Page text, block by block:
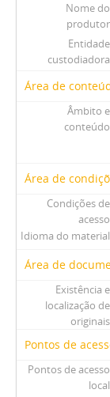
Nome do
produtor
Entidade
custodiadora
Área de
Âmbito e
conteúdo
Área de
Condições de
acesso
Idioma do material
Área de
Existência e
localização de
originais
Pontos de
Pontos de acesso
local